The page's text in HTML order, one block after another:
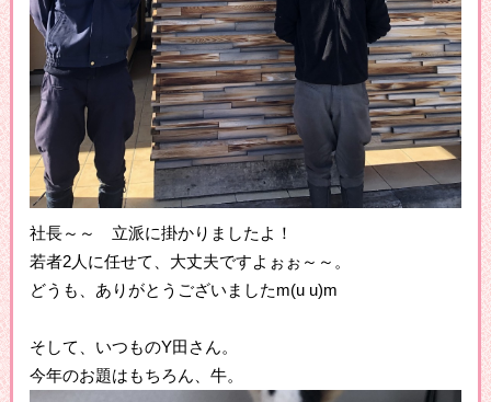
社長～～ 立派に掛かりましたよ！
若者2人に任せて、大丈夫ですよぉぉ～～。
どうも、ありがとうございましたm(u u)m
そして、いつものY田さん。
今年のお題はもちろん、牛。